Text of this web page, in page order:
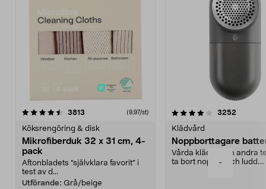
-
3813 (9,97/st)
Köksrengöring & disk
Mikrofiberduk 32 x 31 cm, 4-
pack
Aftonbladets "självklara favorit” i
test av d...
Utförande: Grå/beige
4.0av 5 stjärnor 3252
Klädvård
Noppborttagare
Vårda kläder och andra
ta bort noppor och ludd.
4.5av 5 stjärnor